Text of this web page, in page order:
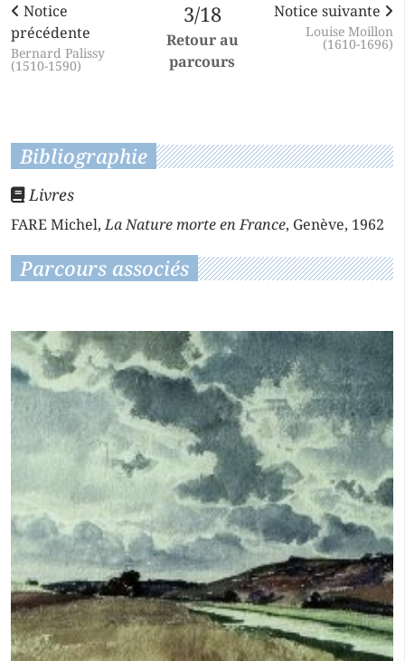
Notice
précédente
Bernard Palissy
(1510-1590)
3/18
Retour au
parcours
Notice suivante
Louise Moillon
(1610-1696)
Bibliographie
Livres
FARE Michel,La Nature morte en France, Genève, 1962
Parcours associés